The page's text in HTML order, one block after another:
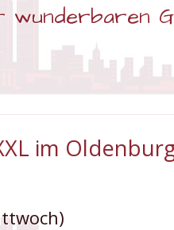
wunderbaren
im